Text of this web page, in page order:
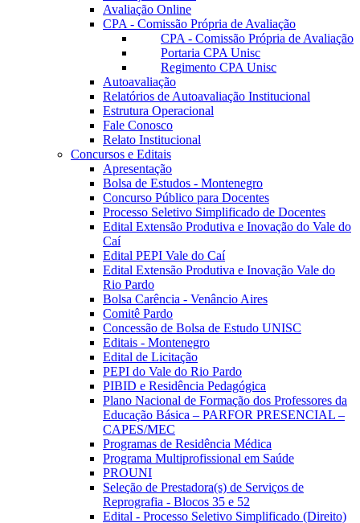
Avaliação Online
CPA - Comissão Própria de Avaliação
CPA - Comissão Própria de Avaliação
Portaria CPA Unisc
Regimento CPA Unisc
Autoavaliação
Relatórios de Autoavaliação Institucional
Estrutura Operacional
Fale Conosco
Relato Institucional
Concursos e Editais
Apresentação
Bolsa de Estudos - Montenegro
Concurso Público para Docentes
Processo Seletivo Simplificado de Docentes
Edital Extensão Produtiva e Inovação do Vale do
Caí
Edital PEPI Vale do Caí
Edital Extensão Produtiva e Inovação Vale do
Rio Pardo
Bolsa Carência - Venâncio Aires
Comitê Pardo
Concessão de Bolsa de Estudo UNISC
Editais - Montenegro
Edital de Licitação
PEPI do Vale do Rio Pardo
PIBID e Residência Pedagógica
Plano Nacional de Formação dos Professores da
Educação Básica – PARFOR PRESENCIAL –
CAPES/MEC
Programas de Residência Médica
Programa Multiprofissional em Saúde
PROUNI
Seleção de Prestadora(s) de Serviços de
Reprografia - Blocos 35 e 52
Edital - Processo Seletivo Simplificado (Direito)